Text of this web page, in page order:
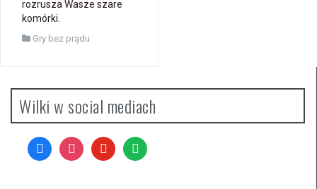
rozrusza Wasze szare
komórki.
Gry bez prądu
Wilki w social mediach
facebookinstagramyoutubespotify